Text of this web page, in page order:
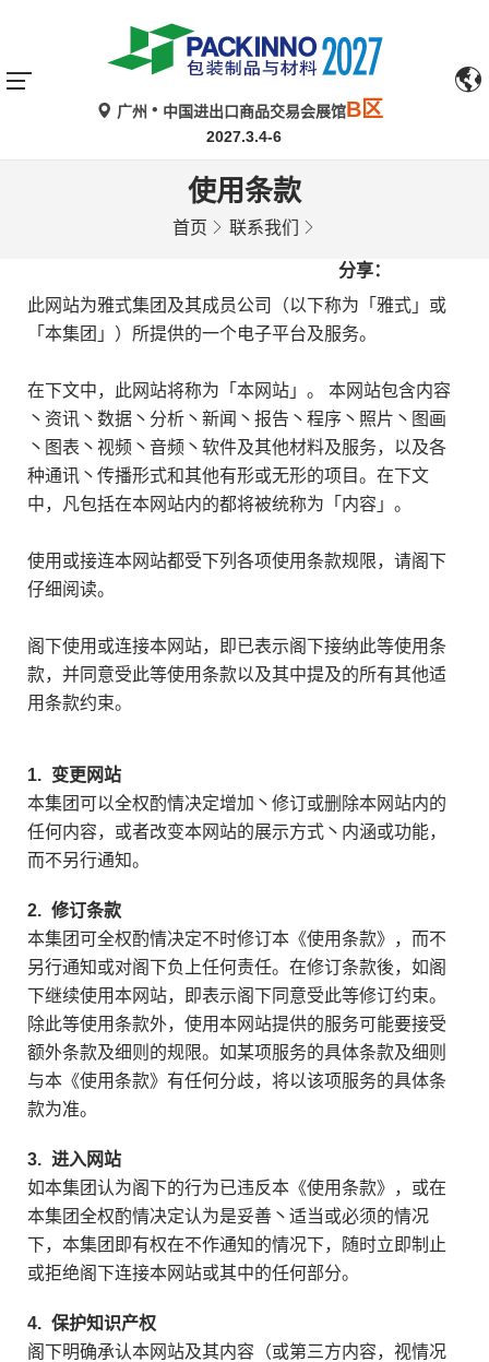
广州 中国进出口商品交易会展馆B区
2027.3.4-6
使用条款
首页 联系我们
分享：
此网站为雅式集团及其成员公司（以下称为「雅式」或
「本集团」）所提供的一个电子平台及服务。
在下文中，此网站将称为「本网站」。 本网站包含内容
丶资讯丶数据丶分析丶新闻丶报告丶程序丶照片丶图画
丶图表丶视频丶音频丶软件及其他材料及服务，以及各
种通讯丶传播形式和其他有形或无形的项目。在下文
中，凡包括在本网站内的都将被统称为「内容」。
使用或接连本网站都受下列各项使用条款规限，请阁下
仔细阅读。
阁下使用或连接本网站，即已表示阁下接纳此等使用条
款，并同意受此等使用条款以及其中提及的所有其他适
用条款约束。
1. 变更网站
本集团可以全权酌情决定增加丶修订或删除本网站内的
任何内容，或者改变本网站的展示方式丶内涵或功能，
而不另行通知。
2. 修订条款
本集团可全权酌情决定不时修订本《使用条款》，而不
另行通知或对阁下负上任何责任。在修订条款後，如阁
下继续使用本网站，即表示阁下同意受此等修订约束。
除此等使用条款外，使用本网站提供的服务可能要接受
额外条款及细则的规限。如某项服务的具体条款及细则
与本《使用条款》有任何分歧，将以该项服务的具体条
款为准。
3. 进入网站
如本集团认为阁下的行为已违反本《使用条款》，或在
本集团全权酌情决定认为是妥善丶适当或必须的情况
下，本集团即有权在不作通知的情况下，随时立即制止
或拒绝阁下连接本网站或其中的任何部分。
4. 保护知识产权
阁下明确承认本网站及其内容（或第三方内容，视情况